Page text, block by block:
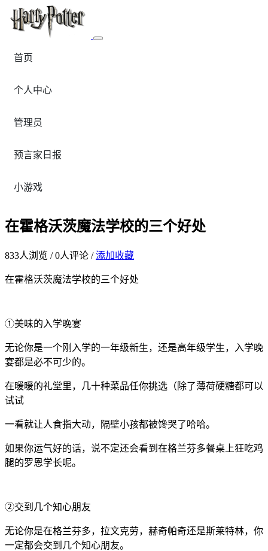
首页
个人中心
管理员
预言家日报
小游戏
在霍格沃茨魔法学校的三个好处
833人浏览 /0人评论 /添加收藏
在霍格沃茨魔法学校的三个好处
①美味的入学晚宴
无论你是一个刚入学的一年级新生，还是高年级学生，入学晚
宴都是必不可少的。
在暖暖的礼堂里，几十种菜品任你挑选（除了薄荷硬糖都可以
试试
一看就让人食指大动，隔壁小孩都被馋哭了哈哈。
如果你运气好的话，说不定还会看到在格兰芬多餐桌上狂吃鸡
腿的罗恩学长呢。
②交到几个知心朋友
无论你是在格兰芬多，拉文克劳，赫奇帕奇还是斯莱特林，你
一定都会交到几个知心朋友。